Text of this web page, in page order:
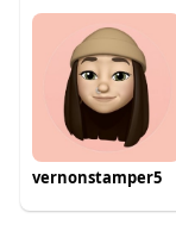
vernonstamper5